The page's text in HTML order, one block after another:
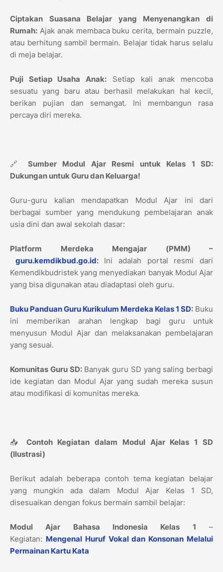
Ciptakan Suasana Belajar yang Menyenangkan di
Rumah: Ajak anak membaca buku cerita, bermain puzzle,
atau berhitung sambil bermain. Belajar tidak harus selalu
di meja belajar.
Puji Setiap Usaha Anak: Setiap kali anak mencoba
sesuatu yang baru atau berhasil melakukan hal kecil,
berikan pujian dan semangat. Ini membangun rasa
percaya diri mereka.
🔗 Sumber Modul Ajar Resmi untuk Kelas 1 SD:
Dukungan untuk Guru dan Keluarga!
Guru-guru kalian mendapatkan Modul Ajar ini dari
berbagai sumber yang mendukung pembelajaran anak
usia dini dan awal sekolah dasar:
Platform Merdeka Mengajar (PMM) –
guru.kemdikbud.go.id:Ini adalah portal resmi dari
Kemendikbudristek yang menyediakan banyak Modul Ajar
yang bisa digunakan atau diadaptasi oleh guru.
Buku Panduan Guru Kurikulum Merdeka Kelas 1 SD: Buku
ini memberikan arahan lengkap bagi guru untuk
menyusun Modul Ajar dan melaksanakan pembelajaran
yang sesuai.
Komunitas Guru SD:Banyak guru SD yang saling berbagi
ide kegiatan dan Modul Ajar yang sudah mereka susun
atau modifikasi di komunitas mereka.
📥 Contoh Kegiatan dalam Modul Ajar Kelas 1 SD
(Ilustrasi)
Berikut adalah beberapa contoh tema kegiatan belajar
yang mungkin ada dalam Modul Ajar Kelas 1 SD,
disesuaikan dengan fokus bermain sambil belajar:
Modul Ajar Bahasa Indonesia Kelas 1 –
Kegiatan: Mengenal Huruf Vokal dan Konsonan Melalui
Permainan Kartu Kata